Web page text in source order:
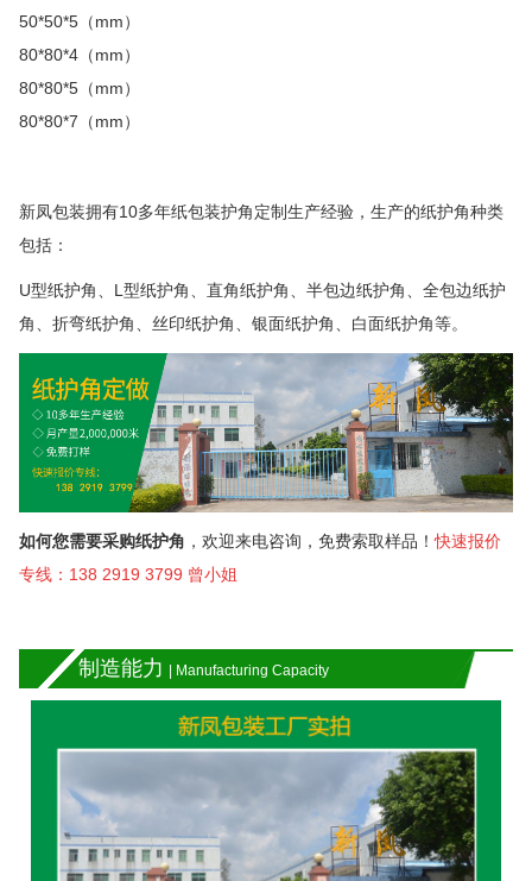
50*50*5 （mm）
80*80*4 （mm）
80*80*5 （mm）
80*80*7 （mm）
新凤包装拥有10多年纸包装护角定制生产经验，生产的纸护角种类
包括：
U型纸护角、 L型纸护角、直角纸护角、半包边纸护角、全包边纸护
角、折弯纸护角、丝印纸护角、银面纸护角、白面纸护角等。
如何您需要采购纸护角 ，欢迎来电咨询，免费索取样品！快速报价
专线：138 2919 3799 曾小姐
制造能力 | Manufacturing Capacity